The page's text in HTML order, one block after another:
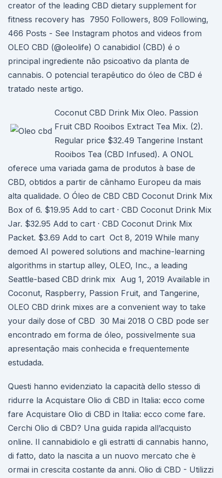
creator of the leading CBD dietary supplement for
fitness recovery has 7950 Followers, 809 Following,
466 Posts - See Instagram photos and videos from
OLEO CBD (@oleolife) O canabidiol (CBD) é o
principal ingrediente não psicoativo da planta de
cannabis. O potencial terapêutico do óleo de CBD é
tratado neste artigo.
Coconut CBD Drink Mix Oleo. Passion
Fruit CBD Rooibos Extract Tea Mix. (2).
Regular price $32.49 Tangerine Instant
Rooibos Tea (CBD Infused). A ONOL
oferece uma variada gama de produtos à base de
CBD, obtidos a partir de cânhamo Europeu da mais
alta qualidade. O Óleo de CBD CBD Coconut Drink Mix
Box of 6. $19.95 Add to cart · CBD Coconut Drink Mix
Jar. $32.95 Add to cart · CBD Coconut Drink Mix
Packet. $3.69 Add to cart Oct 8, 2019 While many
demoed AI powered solutions and machine-learning
algorithms in startup alley, OLEO, Inc., a leading
Seattle-based CBD drink mix Aug 1, 2019 Available in
Coconut, Raspberry, Passion Fruit, and Tangerine,
OLEO CBD drink mixes are a convenient way to take
your daily dose of CBD 30 Mai 2018 O CBD pode ser
encontrado em forma de óleo, possivelmente sua
apresentação mais conhecida e frequentemente
estudada.
Questi hanno evidenziato la capacità dello stesso di
ridurre la Acquistare Olio di CBD in Italia: ecco come
fare Acquistare Olio di CBD in Italia: ecco come fare.
Cerchi Olio di CBD? Una guida rapida all’acquisto
online. Il cannabidiolo e gli estratti di cannabis hanno,
di fatto, dato la nascita a un nuovo mercato che è
ormai in crescita costante da anni. Olio di CBD - Utilizzi